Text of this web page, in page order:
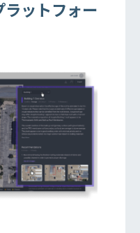
ラットフォー